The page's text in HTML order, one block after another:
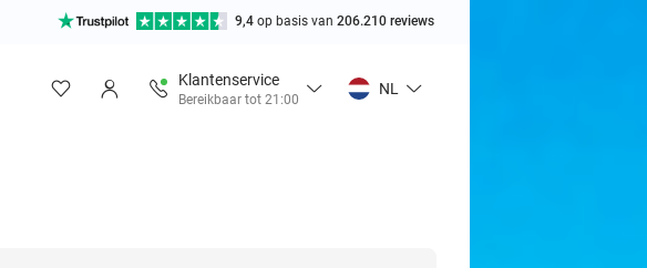
9,4 op basis van 206.210 reviews
Klantenservice
Bereikbaar tot 21:00
NL